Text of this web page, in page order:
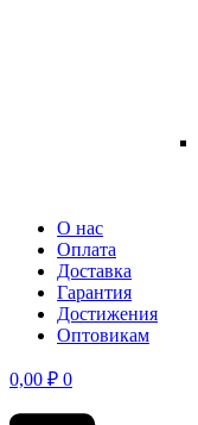
О нас
Оплата
Доставка
Гарантия
Достижения
Оптовикам
0,00 ₽ 0